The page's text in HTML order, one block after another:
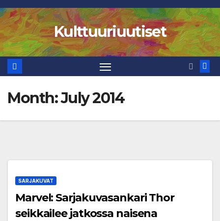
Skip
to
content
Kulttuuriuutiset
Month:July 2014
SARJAKUVAT
Marvel: Sarjakuvasankari Thor
seikkailee jatkossa naisena